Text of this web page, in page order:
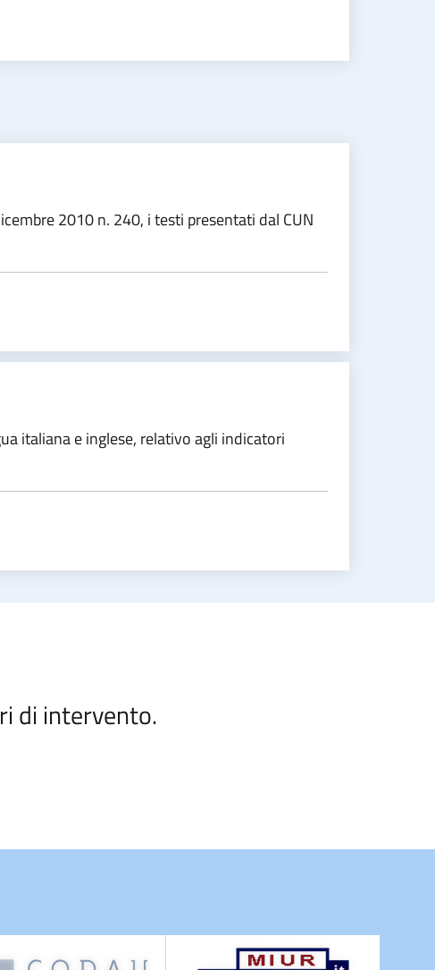
2010 n. 240, i testi presentati dal CUN
italiana e inglese, relativo agli indicatori
di intervento.